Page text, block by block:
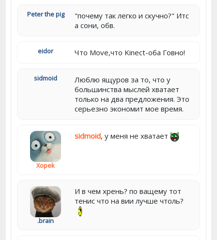
Peter the pig
"почему так легко и скучно?" Итс
а сони, обв.
eidor Что Move,что Kinect-оба Говно!
sidmoid
Люблю ящуров за то, что у
большинства мыслей хватает
только на два предложения. Это
серьезно экономит мое время.
Xopek
sidmoid, у меня не хватает
.brain
И в чем хрень? по ващему тот
тенис что на вии лучше чтоль?